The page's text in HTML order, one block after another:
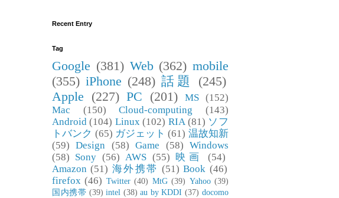
Recent Entry
Tag
Google (381) Web (362) mobile
(355) iPhone (248) 話題
(245)
Apple (227) PC (201) MS (152)
Mac
(150) Cloud-computing
(143)
Android (104) Linux (102) RIA (81) ソフ
トバンク (65) ガジェット (61) 温故知新
(59)
Design (58) Game (58) Windows
(58) Sony (56) AWS (55) 映画
(54)
Amazon (51) 海外携帯 (51) Book (46)
firefox (46) Twitter (40) MtG (39) Yahoo (39)
国内携帯 (39) intel (38) au by KDDI (37) docomo